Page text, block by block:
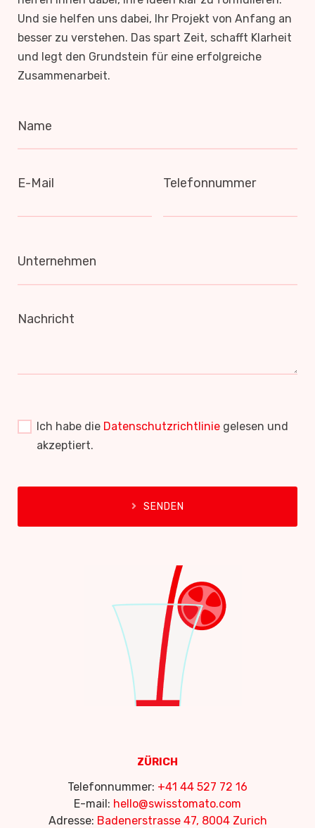
Und sie helfen uns dabei, Ihr Projekt von Anfang an
besser zu verstehen. Das spart Zeit, schafft Klarheit
und legt den Grundstein für eine erfolgreiche
Zusammenarbeit.
Name
E-Mail Telefonnummer
Unternehmen
Nachricht
Ich habe die Datenschutzrichtlinie gelesen und
akzeptiert.
SENDEN
ZÜRICH
Telefonnummer: +41 44 527 72 16
E-mail: hello@swisstomato.com
Adresse: Badenerstrasse 47, 8004 Zurich